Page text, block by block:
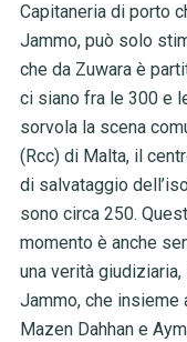
Capitaneria di porto
Jammo, può solo
che da Zuwara è
ci siano fra le 300 e
sorvola la scena
(Rcc) di Malta, il
di salvataggio
sono circa 250.
momento è anche
una verità
Jammo, che insieme
Mazen Dahhan e